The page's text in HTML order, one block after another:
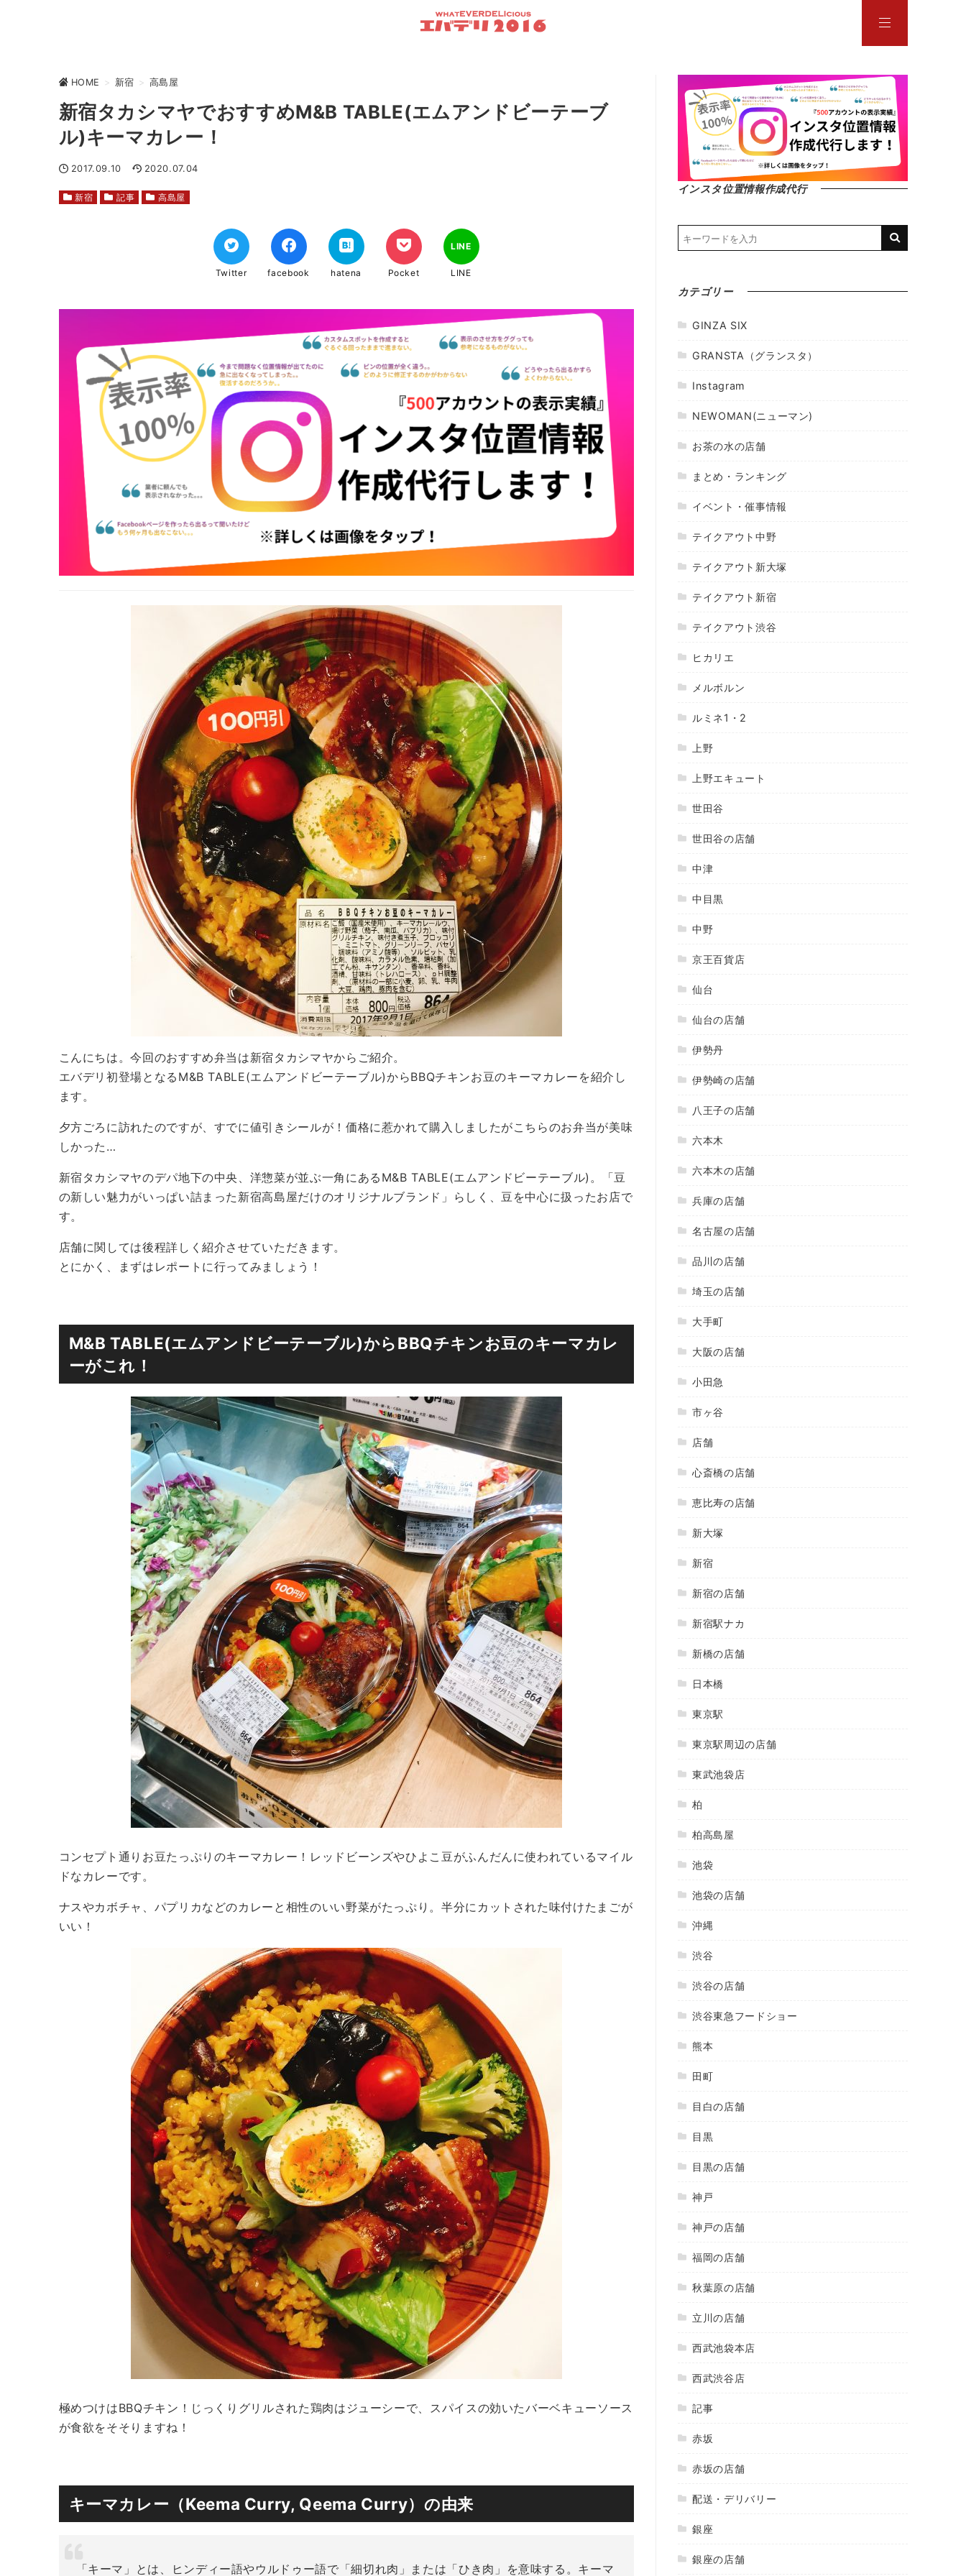
HOME > 新宿 > 高島屋
新宿タカシマヤでおすすめM&B TABLE(エムアンドビーテーブ
ル)キーマカレー！
2017.09.10 2020.07.04
新宿 記事 高島屋
Twitter facebook hatena Pocket
LINE
LINE
こんにちは。今回のおすすめ弁当は新宿タカシマヤからご紹介。
エバデリ初登場となるM&B TABLE(エムアンドビーテーブル)からBBQチキンお豆のキーマカレーを紹介し
ます。
夕方ごろに訪れたのですが、すでに値引きシールが！価格に惹かれて購入しましたがこちらのお弁当が美味
しかった…
新宿タカシマヤのデパ地下の中央、洋惣菜が並ぶ一角にあるM&B TABLE(エムアンドビーテーブル)。「豆
の新しい魅力がいっぱい詰まった新宿高島屋だけのオリジナルブランド」らしく、豆を中心に扱ったお店で
す。
店舗に関しては後程詳しく紹介させていただきます。
とにかく、まずはレポートに行ってみましょう！
M&B TABLE(エムアンドビーテーブル)からBBQチキンお豆のキーマカレ
ーがこれ！
コンセプト通りお豆たっぷりのキーマカレー！レッドビーンズやひよこ豆がふんだんに使われているマイル
ドなカレーです。
ナスやカボチャ、パプリカなどのカレーと相性のいい野菜がたっぷり。半分にカットされた味付けたまごが
いい！
極めつけはBBQチキン！じっくりグリルされた鶏肉はジューシーで、スパイスの効いたバーベキューソース
が食欲をそそりますね！
キーマカレー（Keema Curry, Qeema Curry）の由来
「キーマ」とは、ヒンディー語やウルドゥー語で「細切れ肉」または「ひき肉」を意味する。キーマ
インスタ位置情報作成代行
カテゴリー
GINZA SIX
GRANSTA（グランスタ）
Instagram
NEWOMAN(ニューマン)
お茶の水の店舗
まとめ・ランキング
イベント・催事情報
テイクアウト中野
テイクアウト新大塚
テイクアウト新宿
テイクアウト渋谷
ヒカリエ
メルボルン
ルミネ1・2
上野
上野エキュート
世田谷
世田谷の店舗
中津
中目黒
中野
京王百貨店
仙台
仙台の店舗
伊勢丹
伊勢崎の店舗
八王子の店舗
六本木
六本木の店舗
兵庫の店舗
名古屋の店舗
品川の店舗
埼玉の店舗
大手町
大阪の店舗
小田急
市ヶ谷
店舗
心斎橋の店舗
恵比寿の店舗
新大塚
新宿
新宿の店舗
新宿駅ナカ
新橋の店舗
日本橋
東京駅
東京駅周辺の店舗
東武池袋店
柏
柏高島屋
池袋
池袋の店舗
沖縄
渋谷
渋谷の店舗
渋谷東急フードショー
熊本
田町
目白の店舗
目黒
目黒の店舗
神戸
神戸の店舗
福岡の店舗
秋葉原の店舗
立川の店舗
西武池袋本店
西武渋谷店
記事
赤坂
赤坂の店舗
配送・デリバリー
銀座
銀座の店舗